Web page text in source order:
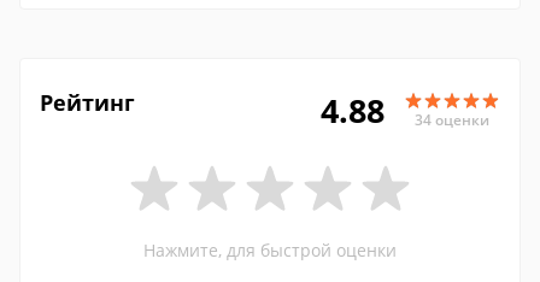
Рейтинг 4.88 34 оценки
Нажмите, для быстрой оценки